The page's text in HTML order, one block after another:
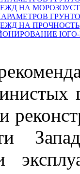
НА
НА ПРОЧНОСТЬ